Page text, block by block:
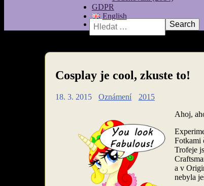
GDPR
English
Vyhledávání
Cosplay je cool, zkuste to!
18. 3. 2015 Oznámení
2015
Ahoj,
Fotkami
Trofeje
a v
nebyla